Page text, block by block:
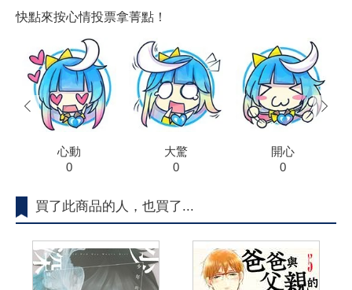
快點來按心情投票拿菁點！
心動
0
大驚
0
開心
0
prev next
買了此商品的人，也買了...